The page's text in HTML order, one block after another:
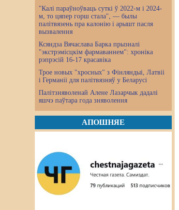
"Калі параўноўваць суткі ў 2022-м і 2024-
м, то цяпер горш стала", — былы
палітвязень пра калонію і арышт пасля
вызвалення
Ксяндза Вячаслава Барка прызналі
"экстрэмісцкім фармаваннем": хроніка
рэпрэсій 16-17 красавіка
Трое новых "хросных" з Фінляндыі, Латвіі
і Германіі для палітвязняў у Беларусі
Палітзняволенай Алене Лазарчык дадалі
яшчэ паўтара года зняволення
АПОШНЯЕ